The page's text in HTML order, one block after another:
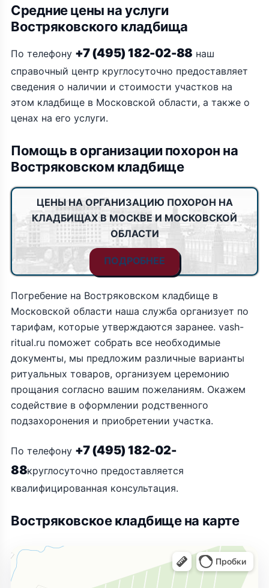
Средние цены на услуги
Востряковского кладбища
По телефону +7 (495) 182-02-88 наш
справочный центр круглосуточно предоставляет
сведения о наличии и стоимости участков на
этом кладбище в Московской области, а также о
ценах на его услуги.
Помощь в организации похорон на
Востряковском кладбище
ЦЕНЫ НА ОРГАНИЗАЦИЮ ПОХОРОН НА
КЛАДБИЩАХ В МОСКВЕ И МОСКОВСКОЙ
ОБЛАСТИ
ПОДРОБНЕЕ
Погребение на Востряковском кладбище в
Московской области наша служба организует по
тарифам, которые утверждаются заранее. vash-
ritual.ru поможет собрать все необходимые
документы, мы предложим различные варианты
ритуальных товаров, организуем церемонию
прощания согласно вашим пожеланиям. Окажем
содействие в оформлении родственного
подзахоронения и приобретении участка.
По телефону +7 (495) 182-02-
88круглосуточно предоставляется
квалифицированная консультация.
Востряковское кладбище на карте